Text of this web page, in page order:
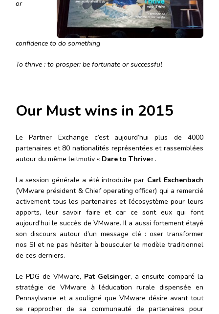
or
confidence to do something
To thrive : to prosper: be fortunate or successful
Our Must wins in 2015
Le Partner Exchange c’est aujourd’hui plus de 4000
partenaires et 80 nationalités représentées et rassemblées
autour du même leitmotiv « Dare to Thrive« .
La session générale a été introduite par Carl Eschenbach
(VMware président & Chief operating officer) qui a remercié
activement tous les partenaires et l’écosystème pour leurs
apports, leur savoir faire et car ce sont eux qui font
aujourd’hui le succès de VMware. Il a aussi fortement étayé
son discours autour d’un message clé : oser transformer
nos SI et ne pas hésiter à bousculer le modèle traditionnel
de ces derniers.
Le PDG de VMware, Pat Gelsinger, a ensuite comparé la
stratégie de VMware à l’éducation rurale dispensée en
Pennsylvanie et a souligné que VMware désire avant tout
se rapprocher de sa communauté de partenaires pour